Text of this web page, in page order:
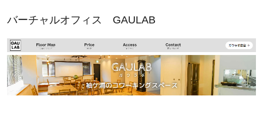
バーチャルオフィス GAULAB